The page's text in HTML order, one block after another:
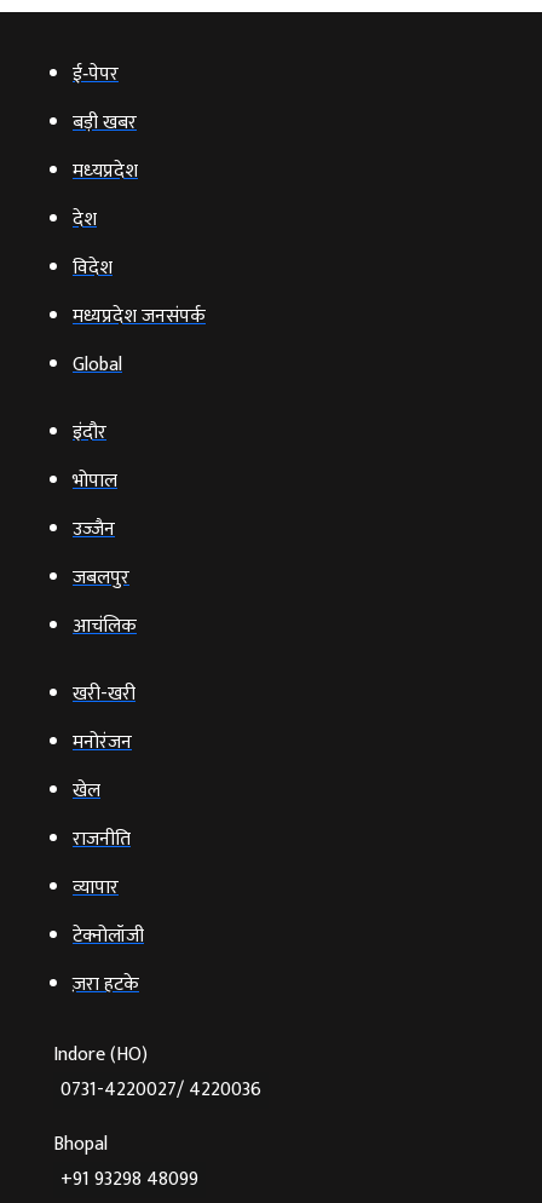
ई‑पेपर
बड़ी खबर
मध्‍यप्रदेश
देश
विदेश
मध्यप्रदेश जनसंपर्क
Global
इंदौर
भोपाल
उज्‍जैन
जबलपुर
आचंलिक
खरी-खरी
मनोरंजन
खेल
राजनीति
व्‍यापार
टेक्‍नोलॉजी
ज़रा हटके
Indore (HO)
0731-4220027/ 4220036
Bhopal
+91 93298 48099